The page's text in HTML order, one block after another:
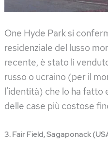
One Hyde Park si
residenziale del lusso
recente, è stato lì
russo o ucraino (per il
l’identità) che lo ha fatto
delle case più costose
3. Fair Field, Sagaponack